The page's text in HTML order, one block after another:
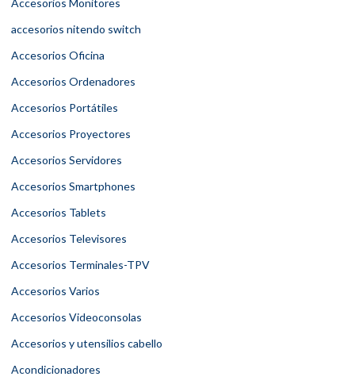
Accesorios Monitores
accesorios nitendo switch
Accesorios Oficina
Accesorios Ordenadores
Accesorios Portátiles
Accesorios Proyectores
Accesorios Servidores
Accesorios Smartphones
Accesorios Tablets
Accesorios Televisores
Accesorios Terminales-TPV
Accesorios Varios
Accesorios Videoconsolas
Accesorios y utensilios cabello
Acondicionadores